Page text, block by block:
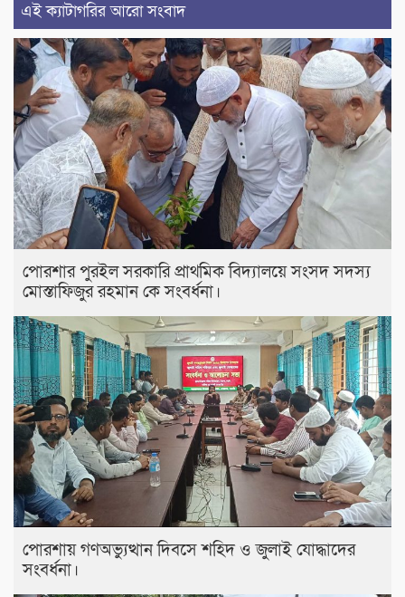
এই ক্যাটাগরির আরো সংবাদ
পোরশার পুরইল সরকারি প্রাথমিক বিদ্যালয়ে সংসদ সদস্য
মোস্তাফিজুর রহমান কে সংবর্ধনা।
পোরশায় গণঅভ্যুত্থান দিবসে শহিদ ও জুলাই যোদ্ধাদের
সংবর্ধনা।